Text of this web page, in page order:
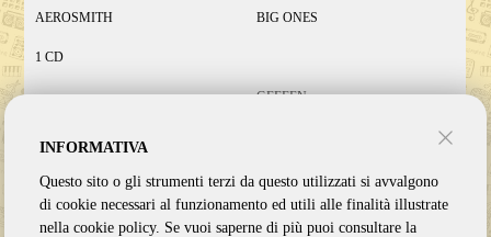
AEROSMITH BIG ONES
1 CD
GEFFEN
€ 7.90
INFORMATIVA
Questo sito o gli strumenti terzi da questo utilizzati si avvalgono
di cookie necessari al funzionamento ed utili alle finalità illustrate
nella cookie policy. Se vuoi saperne di più puoi consultare la